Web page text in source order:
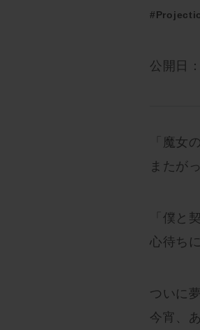
公開日
「魔女
またが
「僕と
心待ち
ついに
今宵、